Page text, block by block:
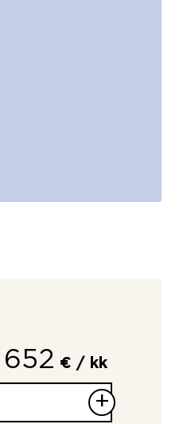
652 € / kk
+